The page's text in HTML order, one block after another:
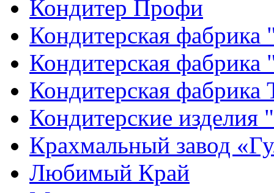
Кондитер Профи
Кондитерская фабрика
Кондитерская
Кондитерская фабрика
Кондитерские
Крахмальный завод
Любимый Край